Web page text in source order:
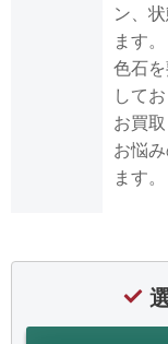
ン、
ます。
色石
してお
お買
お悩
ます。